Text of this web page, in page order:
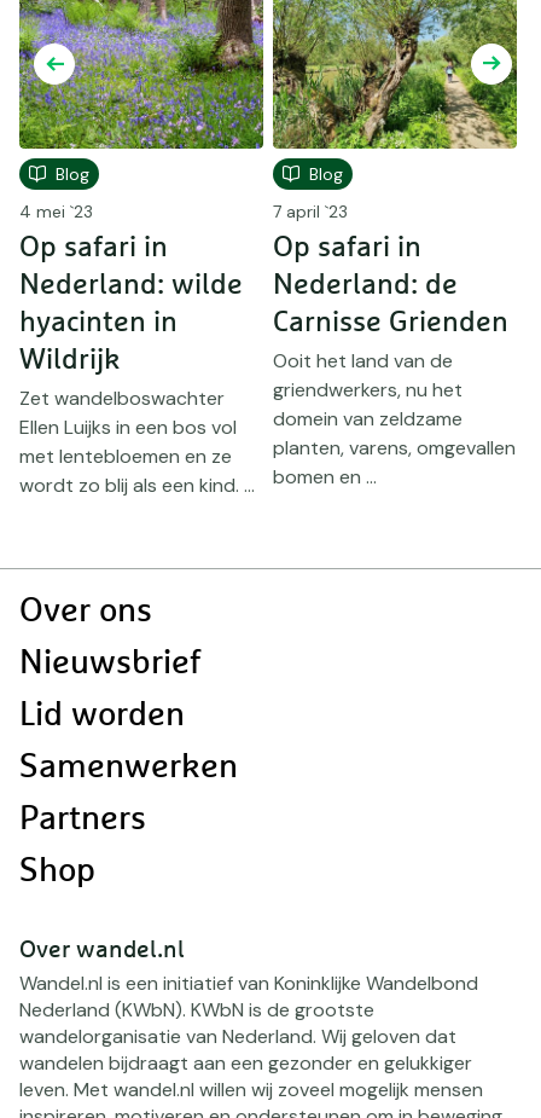
Blog
4 mei `23
Op safari in
Nederland: wilde
hyacinten in
Wildrijk
Zet wandelboswachter
Ellen Luijks in een bos vol
met lentebloemen en ze
wordt zo blij als een kind. ...
Blog
7 april `23
Op safari in
Nederland: de
Carnisse Grienden
Ooit het land van de
griendwerkers, nu het
domein van zeldzame
planten, varens, omgevallen
bomen en ...
Doormat
Over ons
Nieuwsbrief
Lid worden
Samenwerken
Partners
Shop
Over wandel.nl
Wandel.nl is een initiatief van Koninklijke Wandelbond
Nederland (KWbN). KWbN is de grootste
wandelorganisatie van Nederland. Wij geloven dat
wandelen bijdraagt aan een gezonder en gelukkiger
leven. Met wandel.nl willen wij zoveel mogelijk mensen